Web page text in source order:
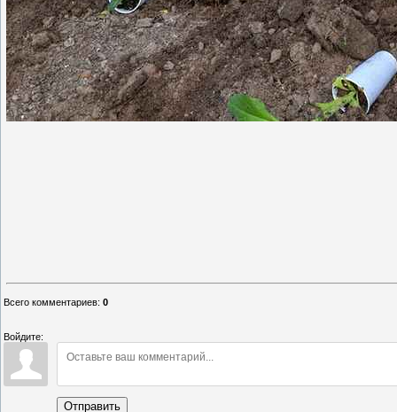
Всего комментариев: 0
Войдите:
Отправить